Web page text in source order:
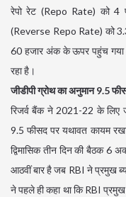
रेपो रेट (Repo Rate) को 4
(Reverse Repo Rate) को
60 हजार अंक के ऊपर पहुंच गया
रहा है।
जीडीपी ग्रोथ का अनुमान 9.5
रिजर्व बैंक ने 2021-22 के लिए
9.5 फीसद पर यथावत कायम रखा
द्विमासिक तीन दिन की बैठक
आठवीं बार है जब RBI ने प्रमुख
ने पहले ही कहा था कि RBI